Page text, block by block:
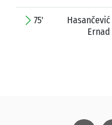
75'
Hasančević
Ernad